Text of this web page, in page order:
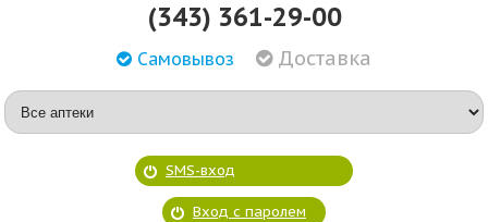
(343) 361-29-00
Самовывоз Доставка
SMS-вход
Вход с паролем